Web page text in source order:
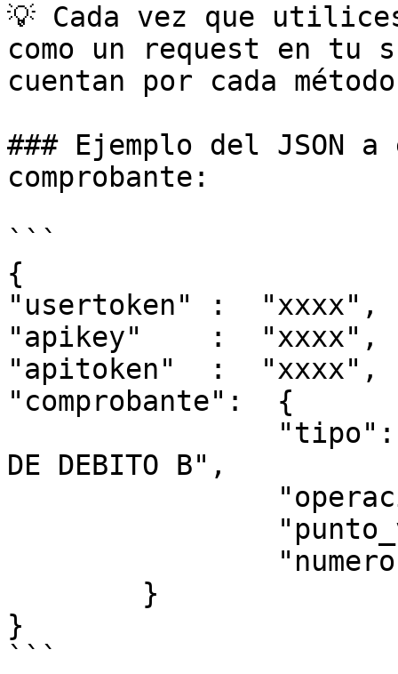
💡 Cada vez que
como un request en tu
cuentan por cada
### Ejemplo del JSON
comprobante:
```
{
"usertoken" :  "xxxx",
"apikey"    :  "xxxx",
"apitoken"  :  "xxxx",
"comprobante":  {
DE DEBITO B",
}
```